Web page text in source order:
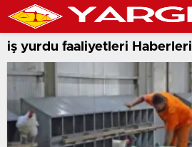
iş yurdu faaliyetleri Haberleri